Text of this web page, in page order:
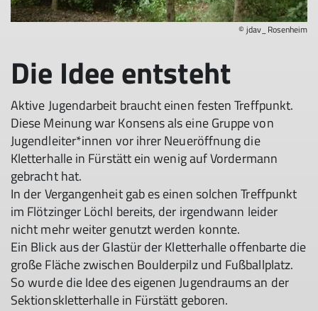
© jdav_Rosenheim
Die Idee entsteht
Aktive Jugendarbeit braucht einen festen Treffpunkt.
Diese Meinung war Konsens als eine Gruppe von
Jugendleiter*innen vor ihrer Neueröffnung die
Kletterhalle in Fürstätt ein wenig auf Vordermann
gebracht hat.
In der Vergangenheit gab es einen solchen Treffpunkt
im Flötzinger Löchl bereits, der irgendwann leider
nicht mehr weiter genutzt werden konnte.
Ein Blick aus der Glastür der Kletterhalle offenbarte die
große Fläche zwischen Boulderpilz und Fußballplatz.
So wurde die Idee des eigenen Jugendraums an der
Sektionskletterhalle in Fürstätt geboren.